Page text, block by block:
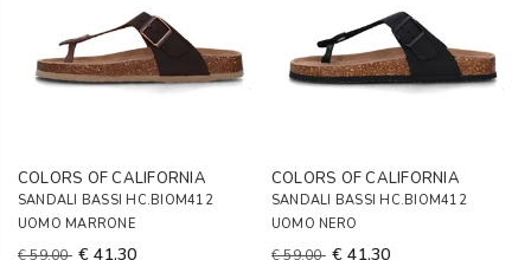
COLORS OF CALIFORNIA
SANDALI BASSI HC.BIOM412
UOMO MARRONE
€ 59,00 € 41,30
COLORS OF CALIFORNIA
SANDALI BASSI HC.BIOM412
UOMO NERO
€ 59,00 € 41,30